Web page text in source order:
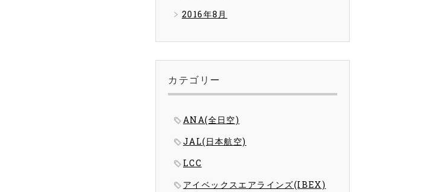
2016年8月
カテゴリー
ANA(全日空)
JAL(日本航空)
LCC
アイベックスエアラインズ(IBEX)